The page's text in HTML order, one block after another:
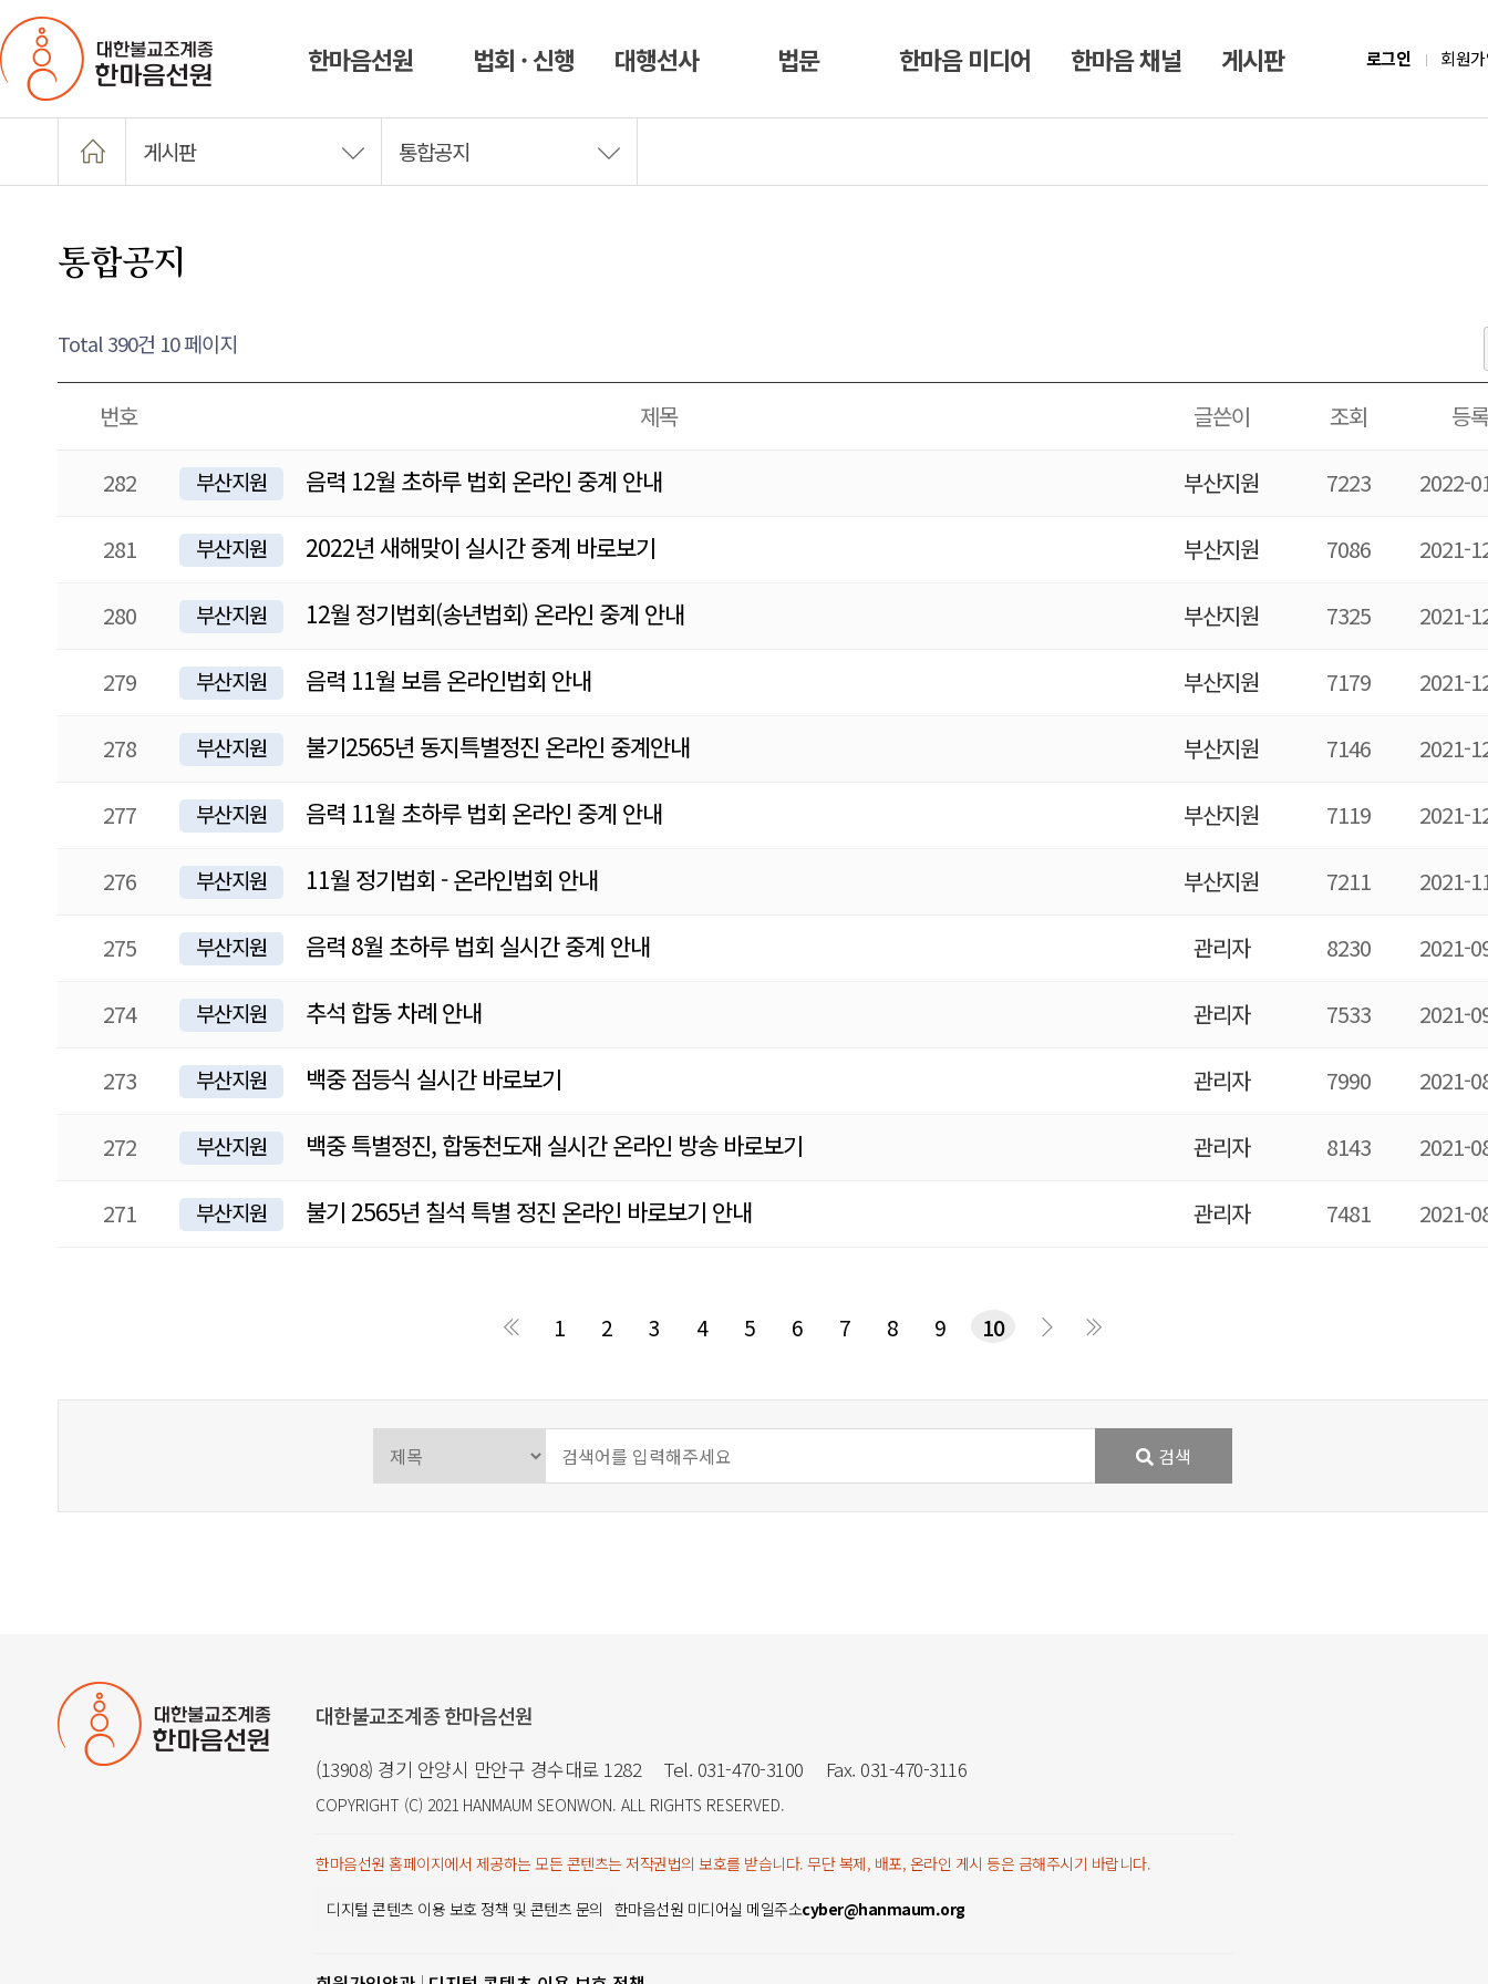
한마음선원 법회 · 신행 대행선사 법문 한마음 미디어 한마음 채널 게시판 로그인 회원
게시판 통합공지
통합공지
Total 390건 10 페이지
번호 제목 글쓴이 조회 등록
282 부산지원 음력 12월 초하루 법회 온라인 중계 안내 부산지원 7223 2022-
281 부산지원 2022년 새해맞이 실시간 중계 바로보기 부산지원 7086 2021-
280 부산지원 12월 정기법회(송년법회) 온라인 중계 안내 부산지원 7325 2021-
279 부산지원 음력 11월 보름 온라인법회 안내 부산지원 7179 2021-
278 부산지원 불기2565년 동지특별정진 온라인 중계안내 부산지원 7146 2021-
277 부산지원 음력 11월 초하루 법회 온라인 중계 안내 부산지원 7119 2021-
276 부산지원 11월 정기법회 - 온라인법회 안내 부산지원 7211 2021-
275 부산지원 음력 8월 초하루 법회 실시간 중계 안내 관리자 8230 2021-
274 부산지원 추석 합동 차례 안내 관리자 7533 2021-
273 부산지원 백중 점등식 실시간 바로보기 관리자 7990 2021-
272 부산지원 백중 특별정진, 합동천도재 실시간 온라인 방송 바로보기 관리자 8143 2021-
271 부산지원 불기 2565년 칠석 특별 정진 온라인 바로보기 안내 관리자 7481 2021-
1 2 3 4 5 6 7 8 9 10
다음 맨끝
검색
대한불교조계종 한마음선원
(13908) 경기 안양시 만안구 경수대로 1282 Tel. 031-470-3100 Fax. 031-470-3116
COPYRIGHT (C) 2021 HANMAUM SEONWON. ALL RIGHTS RESERVED.
한마음선원 홈페이지에서 제공하는 모든 콘텐츠는 저작권법의 보호를 받습니다. 무단 복제, 배포, 온라인 게시 등은 금해주시기 바랍니다.
디지털 콘텐츠 이용 보호 정책 및 콘텐츠 문의 한마음선원 미디어실 메일주소cyber@hanmaum.org